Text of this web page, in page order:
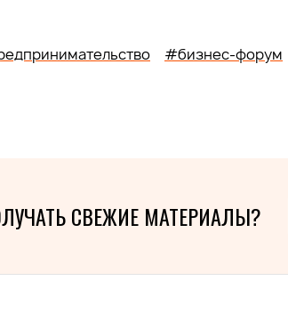
#бизнес-форум
СВЕЖИЕ МАТЕРИАЛЫ?